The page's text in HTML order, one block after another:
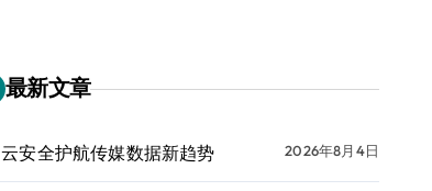
最新文章
云安全护航传媒数据新趋势 2026年8月4日